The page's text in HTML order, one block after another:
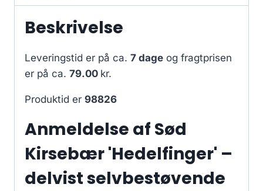
Beskrivelse
Leveringstid er på ca. 7 dage og fragtprisen
er på ca. 79.00 kr.
Produktid er 98826
Anmeldelse af Sød
Kirsebær 'Hedelfinger' –
delvist selvbestøvende